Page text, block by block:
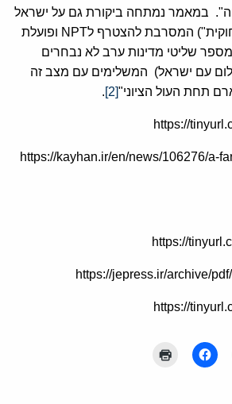
במאמר נמתחה ביקורת גם על ישראל
(הישות הציונית הלא חוקית") המסרבת להצטרף לNPT ופועלת
שליטי מדינות ערב לא נבחרים
עם ישראל) המשלימים עם מצב זה
תחת העול הציוני"[2]
.
https://kayhan.ir/en/news/106276/a-